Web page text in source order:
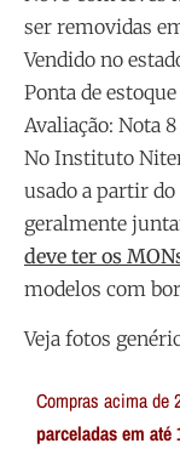
ser removidas
Vendido no
Ponta de
Avaliação: Nota
No Instituto
usado a partir
geralmente
deve ter os
modelos com
Veja fotos
Compras acima de
parceladas em até